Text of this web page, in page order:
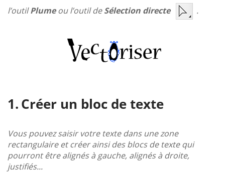
l’outilPlumeou l’outil deSélection directe .
Créer un bloc de texte
Vous pouvez saisir votre texte dans une zone
rectangulaire et créer ainsi des blocs de texte qui
pourront être alignés à gauche, alignés à droite,
justifiés...